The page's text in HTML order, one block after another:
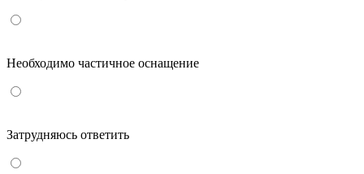
Необходимо частичное оснащение
Затрудняюсь ответить